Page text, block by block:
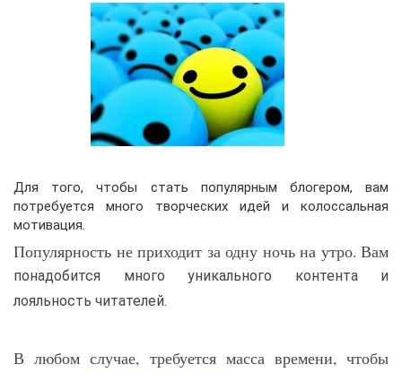
Для того, чтобы стать популярным блогером, вам
потребуется много творческих идей и колоссальная
мотивация.
Популярность не приходит за одну ночь на утро. Вам
понадобится много уникального контента и
лояльность читателей.
В любом случае, требуется масса времени, чтобы